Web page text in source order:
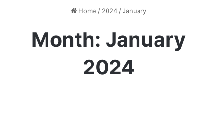
Home / 2024/January
Month: January
2024